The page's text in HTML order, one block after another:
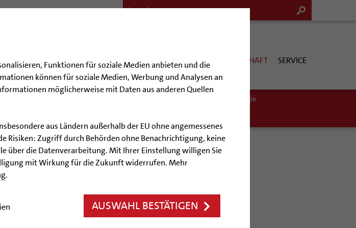
Funktionen für soziale Medien anbieten und die
können für soziale Medien, Werbung und Analysen an
möglicherweise mit Daten aus anderen Quellen
aus Ländern außerhalb der EU ohne angemessenes
Risiken: Zugriff durch Behörden ohne Benachrichtigung, keine
über die Datenverarbeitung. Mit Ihrer Einstellung willigen Sie
mit Wirkung für die Zukunft widerrufen. Mehr
.
AUSWAHL BESTÄTIGEN
BERATUNG & HILFE BILDUNG & KULTUR KIRCHE & GESELLSCHAFT SERVICE
Ökotheologie
Vielfalt
Vielfalt
Natur-Paradies aus?